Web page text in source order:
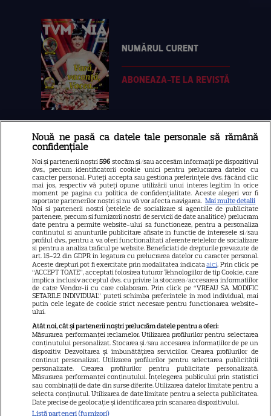
NUMĂRUL CURENT
ABONEAZA-TE LA REVISTĂ
Libertatea
Libertatea pentru femei
GSP
Știri mondene
Avantaje
Elle
Unica
Retete practice
URMĂREȘTE-NE PE
Copyright2026Ringier Romania – Toate Drepturile rezervate
Nouă ne pasă ca datele tale personale să rămână
confidențiale
Noi și partenerii noștri596 stocăm și/sau accesăm informații pe dispozitivul
dvs., precum identificatorii cookie unici pentru prelucrarea datelor cu
caracter personal. Puteți accepta sau gestiona preferințele dvs. făcând clic
mai jos, respectiv vă puteți opune utilizării unui interes legitim în orice
moment pe pagina cu politica de confidențialitate. Aceste alegeri vor fi
raportate partenerilor noștri și nu vă vor afecta navigarea. Mai multe detalii
Noi si partenerii nostri (retelele de socializare si agentiile de publicitate
partenere, precum si furnizorii nostri de servicii de date analitice) prelucram
date pentru a permite website-ului sa functioneze, pentru a personaliza
continutul si anunturile publicitare afisate in functie de interesele si/sau
profilul dvs., pentru a va oferi functionalitati aferente retelelor de socializare
si pentru a analiza traficul pe website. Beneficiati de drepturile prevazute de
art. 15-22 din GDPR in legatura cu prelucrarea datelor cu caracter personal.
Aceste drepturi pot fi exercitate prin modalitatea indicataaici. Prin click pe
“ACCEPT TOATE”, acceptati folosirea tuturor Tehnologiilor de tip Cookie, care
implica inclusiv acceptul dvs. cu privire la stocarea/accesarea informatiilor
de catre Vendor-ii cu care colaboram. Prin click pe “VREAU SA MODIFIC
SETARILE INDIVIDUAL” puteti schimba preferintele in mod individual, mai
putin cele legate de cookie strict necesare pentru functionarea website-
ului.
Atât noi, cât și partenerii noștri prelucrăm datele pentru a oferi:
Măsurarea performanței reclamelor. Utilizarea profilurilor pentru selectarea
conținutului personalizat. Stocarea și/sau accesarea informațiilor de pe un
dispozitiv. Dezvoltarea și îmbunătățirea serviciilor. Crearea profilurilor de
conținut personalizat. Utilizarea profilurilor pentru selectarea publicității
personalizate. Crearea profilurilor pentru publicitate personalizată.
Măsurarea performanței conținutului. Înțelegerea publicului prin statistici
sau combinații de date din surse diferite. Utilizarea datelor limitate pentru a
selecta conținutul. Utilizarea de date limitate pentru a selecta publicitatea.
Date precise de geolocație și identificarea prin scanarea dispozitivului.
Listă parteneri (furnizori)